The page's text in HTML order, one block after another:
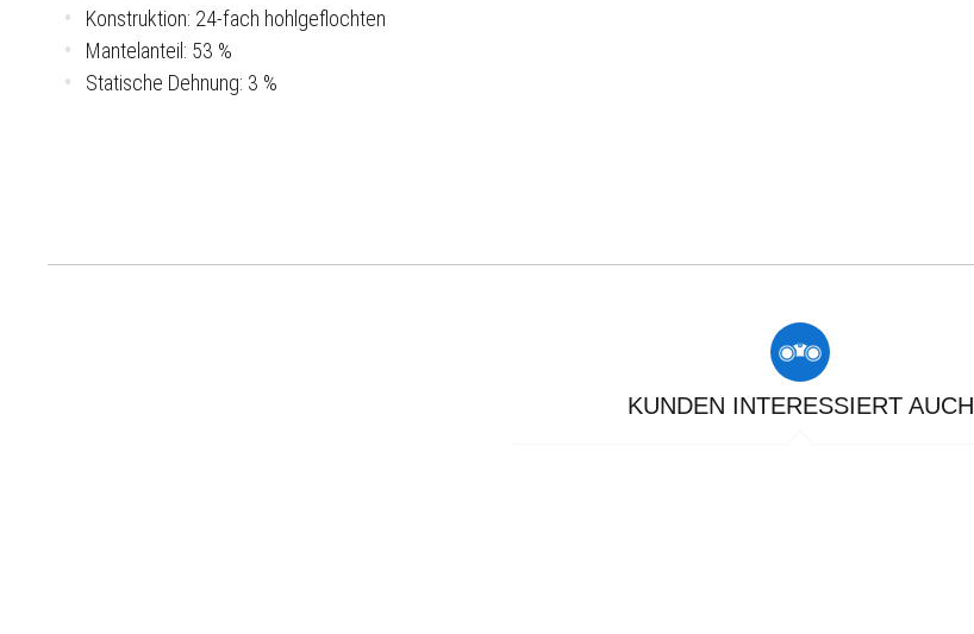
Konstruktion: 24-fach hohlgeflochten
Mantelanteil: 53 %
Statische Dehnung: 3 %
KUNDEN INTERESSIERT AUCH